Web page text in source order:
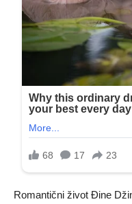
Romantični život Đine